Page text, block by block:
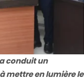
conduit un
mettre en lumière le